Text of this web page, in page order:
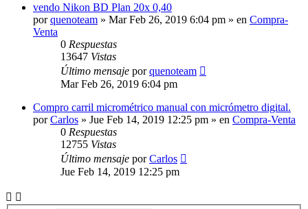
vendo Nikon BD Plan 20x 0,40
porquenoteam » Mar Feb 26, 2019 6:04 pm » en Compra-
Venta
0 Respuestas
13647 Vistas
Último mensaje porquenoteam
Mar Feb 26, 2019 6:04 pm
Compro carril micrométrico manual con micrómetro digital.
porCarlos » Jue Feb 14, 2019 12:25 pm » en Compra-Venta
0 Respuestas
12755 Vistas
Último mensaje porCarlos
Jue Feb 14, 2019 12:25 pm